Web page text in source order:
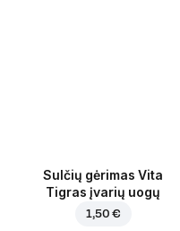
Sulčių gėrimas Vita
Tigras įvarių uogų
1,50 €